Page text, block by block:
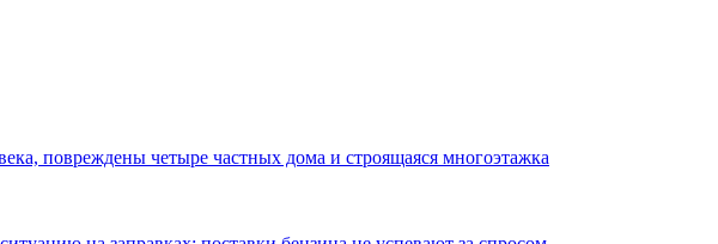
повреждены четыре частных дома и строящаяся многоэтажка